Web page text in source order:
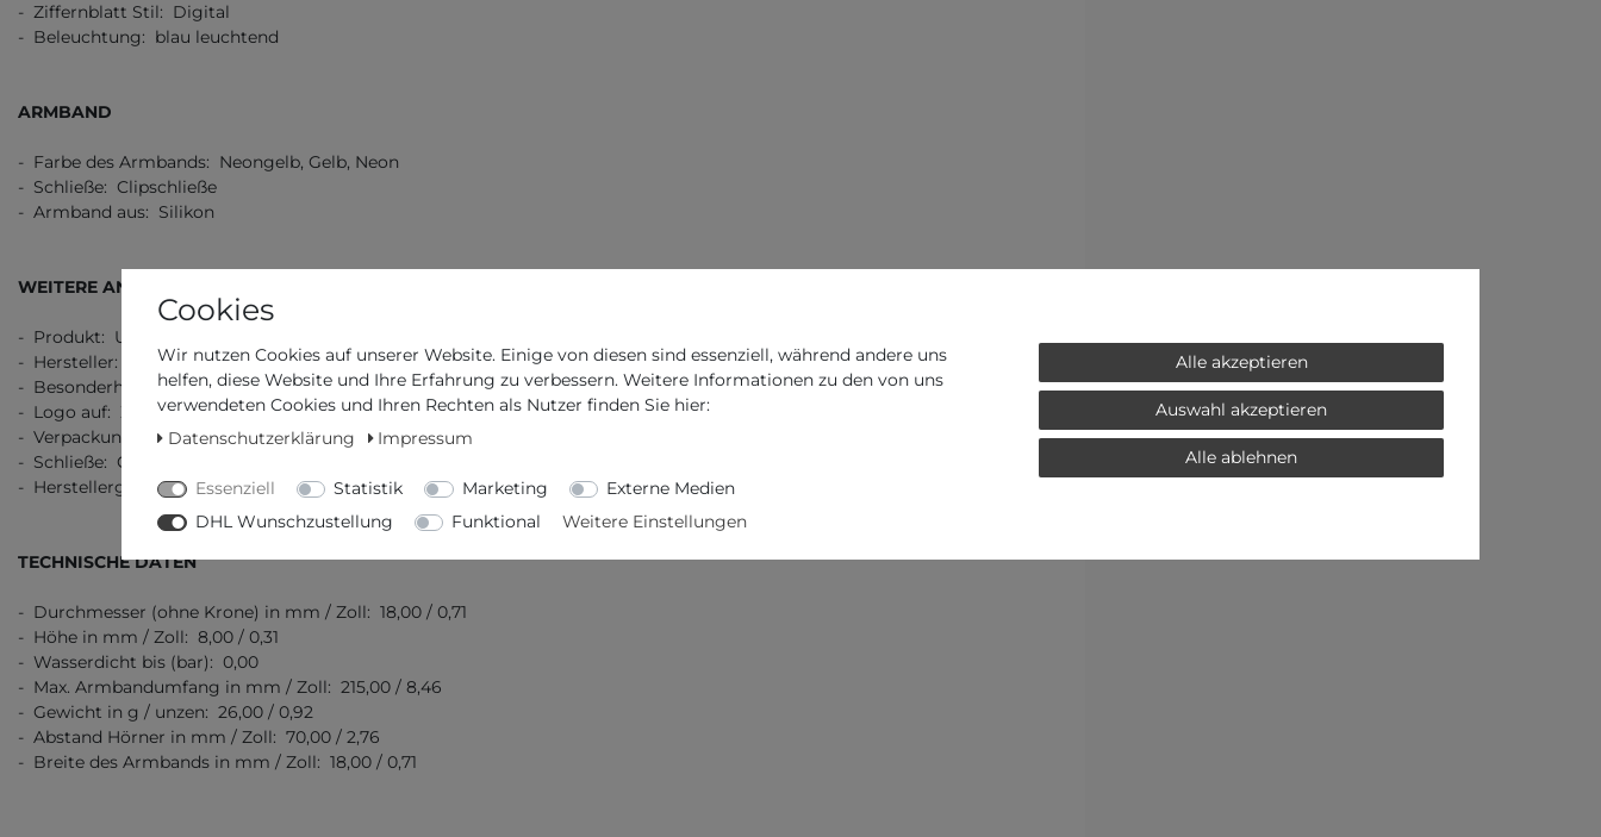
- Ziffernblatt Stil: Digital
- Beleuchtung: blau leuchtend
ARMBAND
- Farbe des Armbands: Neongelb, Gelb, Neon
- Schließe: Clipschließe
- Armband aus: Silikon
WEITERE ANGABEN
- Produkt: Uhr
- Hersteller: Timex Ironman
- Besonderheit: OLED Anzeige
- Logo auf: Ziffernblatt, Schließe
- Verpackung: Originalverpackung mit Dokumenten
- Schließe: Clipschließe
- Herstellergarantie: 2 Jahre Herstellergarantie
TECHNISCHE DATEN
- Durchmesser (ohne Krone) in mm / Zoll: 18,00 / 0,71
- Höhe in mm / Zoll: 8,00 / 0,31
- Wasserdicht bis (bar): 0,00
- Max. Armbandumfang in mm / Zoll: 215,00 / 8,46
- Gewicht in g / unzen: 26,00 / 0,92
- Abstand Hörner in mm / Zoll: 70,00 / 2,76
- Breite des Armbands in mm / Zoll: 18,00 / 0,71
Cookies
Wir nutzen Cookies auf unserer Website. Einige von diesen sind essenziell, während andere uns
helfen, diese Website und Ihre Erfahrung zu verbessern. Weitere Informationen zu den von uns
verwendeten Cookies und Ihren Rechten als Nutzer finden Sie hier:
Datenschutzerklärung
Impressum
Essenziell Statistik Marketing
Externe Medien
DHL Wunschzustellung
Funktional Weitere Einstellungen
Alle akzeptieren
Auswahl akzeptieren
Alle ablehnen